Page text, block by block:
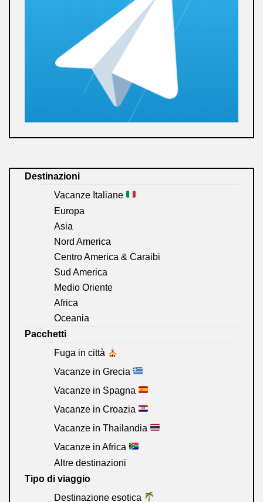
Destinazioni
Vacanze Italiane
Europa
Asia
Nord America
Centro America & Caraibi
Sud America
Medio Oriente
Africa
Oceania
Pacchetti
Fuga in città
Vacanze in Grecia
Vacanze in Spagna
Vacanze in Croazia
Vacanze in Thailandia
Vacanze in Africa
Altre destinazioni
Tipo di viaggio
Destinazione esotica